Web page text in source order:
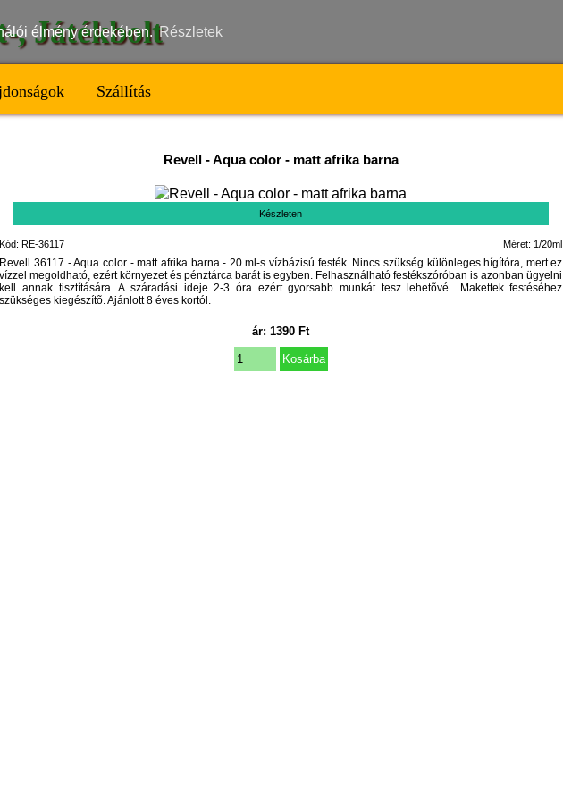
élmény érdekében. Részletek
, Játékbolt
Szállítás
Revell -Aqua color - matt afrika barna
Készleten
Méret: 1/20ml
Kód: RE-36117
Revell 36117 - Aqua color - matt afrika barna - 20 ml-s vízbázisú festék. Nincs szükség különleges hígítóra, mert ez
vízzel megoldható, ezért környezet és pénztárca barát is egyben. Felhasználható festékszóróban is azonban ügyelni
kell annak tisztítására. A száradási ideje 2-3 óra ezért gyorsabb munkát tesz lehetõvé.. Makettek festéséhez
szükséges kiegészítõ. Ajánlott 8 éves kortól.
ár:1390 Ft